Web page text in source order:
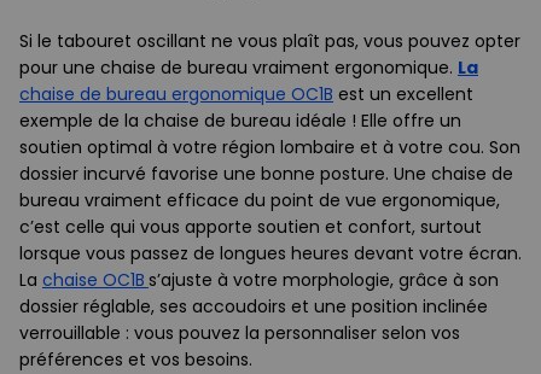
Si le tabouret oscillant ne vous plaît pas, vous pouvez opter
pour une chaise de bureau vraiment ergonomique. La
chaise de bureau ergonomique OC1B est un excellent
exemple de la chaise de bureau idéale ! Elle offre un
soutien optimal à votre région lombaire et à votre cou. Son
dossier incurvé favorise une bonne posture. Une chaise de
bureau vraiment efficace du point de vue ergonomique,
c’est celle qui vous apporte soutien et confort, surtout
lorsque vous passez de longues heures devant votre écran.
La chaise OC1B s’ajuste à votre morphologie, grâce à son
dossier réglable, ses accoudoirs et une position inclinée
verrouillable : vous pouvez la personnaliser selon vos
préférences et vos besoins.